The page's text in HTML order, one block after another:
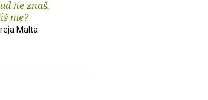
ne znaš,
me?
Malta